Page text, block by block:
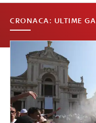
CRONACA: ULTIME